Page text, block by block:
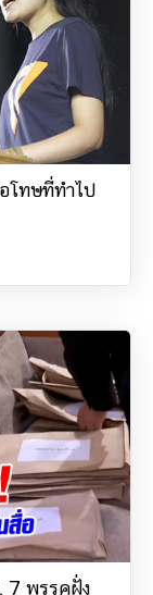
โทษที่ทำไป
7 พรรคฝั่ง